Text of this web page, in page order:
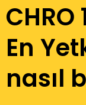
CHRO
En
nasıl